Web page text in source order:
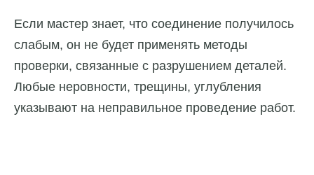
Если мастер знает, что соединение получилось
слабым, он не будет применять методы
проверки, связанные с разрушением деталей.
Любые неровности, трещины, углубления
указывают на неправильное проведение работ.